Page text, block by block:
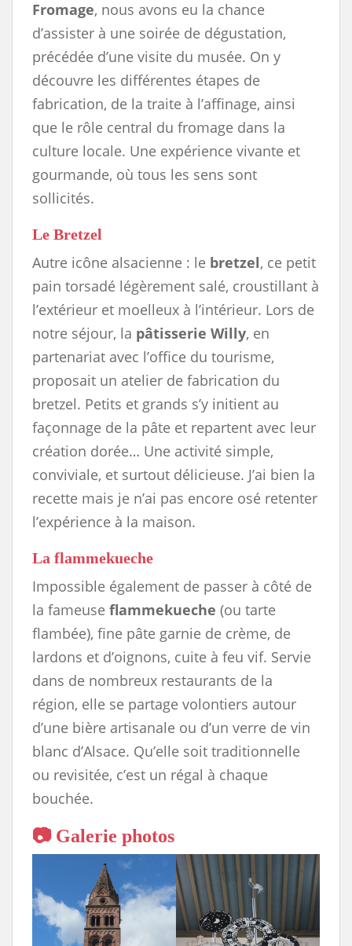
Fromage, nous avons eu la chance
d’assister à une soirée de dégustation,
précédée d’une visite du musée. On y
découvre les différentes étapes de
fabrication, de la traite à l’affinage, ainsi
que le rôle central du fromage dans la
culture locale. Une expérience vivante et
gourmande, où tous les sens sont
sollicités.
Le Bretzel
Autre icône alsacienne : le bretzel, ce petit
pain torsadé légèrement salé, croustillant à
l’extérieur et moelleux à l’intérieur. Lors de
notre séjour, la pâtisserie Willy, en
partenariat avec l’office du tourisme,
proposait un atelier de fabrication du
bretzel. Petits et grands s’y initient au
façonnage de la pâte et repartent avec leur
création dorée… Une activité simple,
conviviale, et surtout délicieuse. J’ai bien la
recette mais je n’ai pas encore osé retenter
l’expérience à la maison.
La flammekueche
Impossible également de passer à côté de
la fameuse flammekueche (ou tarte
flambée), fine pâte garnie de crème, de
lardons et d’oignons, cuite à feu vif. Servie
dans de nombreux restaurants de la
région, elle se partage volontiers autour
d’une bière artisanale ou d’un verre de vin
blanc d’Alsace. Qu’elle soit traditionnelle
ou revisitée, c’est un régal à chaque
bouchée.
📷 Galerie photos